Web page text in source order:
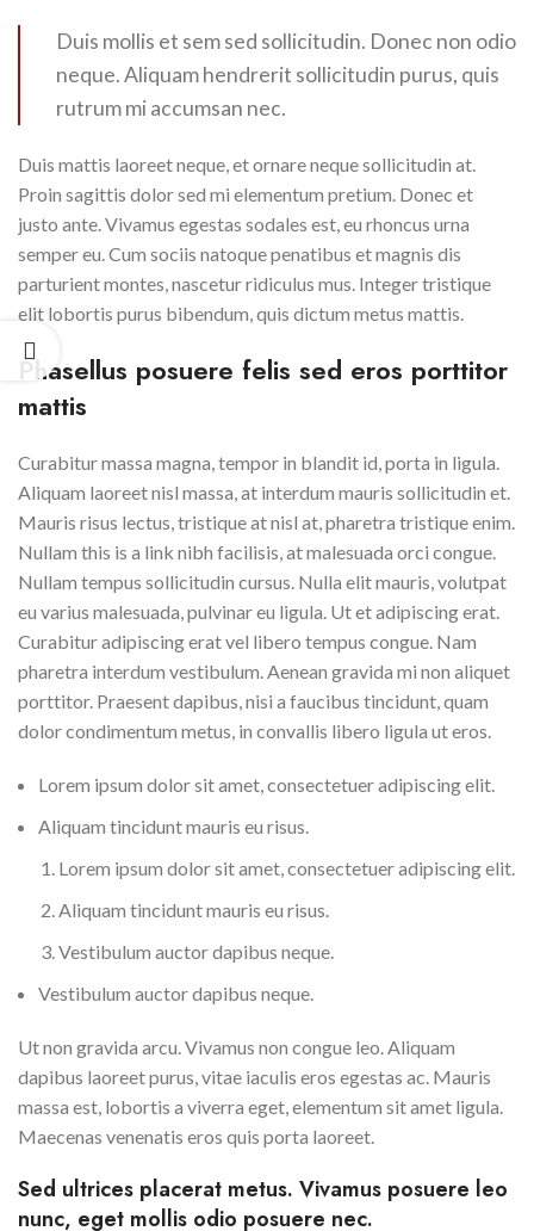
Duis mollis et sem sed sollicitudin. Donec non odio
neque. Aliquam hendrerit sollicitudin purus, quis
rutrum mi accumsan nec.
Duis mattis laoreet neque, et ornare neque sollicitudin at.
Proin sagittis dolor sed mi elementum pretium. Donec et
justo ante. Vivamus egestas sodales est, eu rhoncus urna
semper eu. Cum sociis natoque penatibus et magnis dis
parturient montes, nascetur ridiculus mus. Integer tristique
elit lobortis purus bibendum, quis dictum metus mattis.
Phasellus posuere felis sed eros porttitor
mattis
Curabitur massa magna, tempor in blandit id, porta in ligula.
Aliquam laoreet nisl massa, at interdum mauris sollicitudin et.
Mauris risus lectus, tristique at nisl at, pharetra tristique enim.
Nullam this is a link nibh facilisis, at malesuada orci congue.
Nullam tempus sollicitudin cursus. Nulla elit mauris, volutpat
eu varius malesuada, pulvinar eu ligula. Ut et adipiscing erat.
Curabitur adipiscing erat vel libero tempus congue. Nam
pharetra interdum vestibulum. Aenean gravida mi non aliquet
porttitor. Praesent dapibus, nisi a faucibus tincidunt, quam
dolor condimentum metus, in convallis libero ligula ut eros.
Lorem ipsum dolor sit amet, consectetuer adipiscing elit.
Aliquam tincidunt mauris eu risus.
Lorem ipsum dolor sit amet, consectetuer adipiscing elit.
Aliquam tincidunt mauris eu risus.
Vestibulum auctor dapibus neque.
Vestibulum auctor dapibus neque.
Ut non gravida arcu. Vivamus non congue leo. Aliquam
dapibus laoreet purus, vitae iaculis eros egestas ac. Mauris
massa est, lobortis a viverra eget, elementum sit amet ligula.
Maecenas venenatis eros quis porta laoreet.
Sed ultrices placerat metus. Vivamus posuere leo
nunc, eget mollis odio posuere nec.